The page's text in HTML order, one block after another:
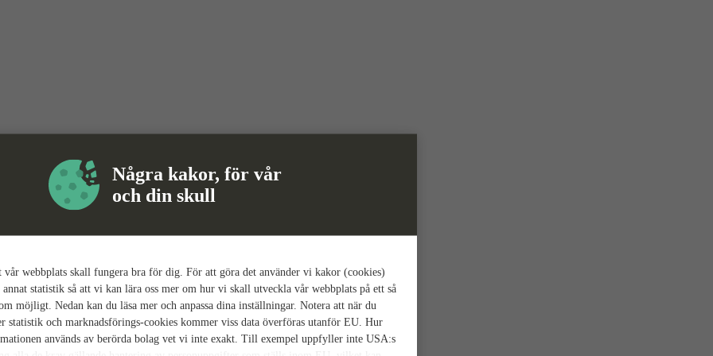
Några kakor, för vår
och din skull
webbplats skall fungera bra för dig. För att göra det använder vi kakor (cookies)
statistik så att vi kan lära oss mer om hur vi skall utveckla vår webbplats på ett så
möjligt. Nedan kan du läsa mer och anpassa dina inställningar. Notera att när du
statistik och marknadsförings-cookies kommer viss data överföras utanför EU. Hur
används av berörda bolag vet vi inte exakt. Till exempel uppfyller inte USA:s